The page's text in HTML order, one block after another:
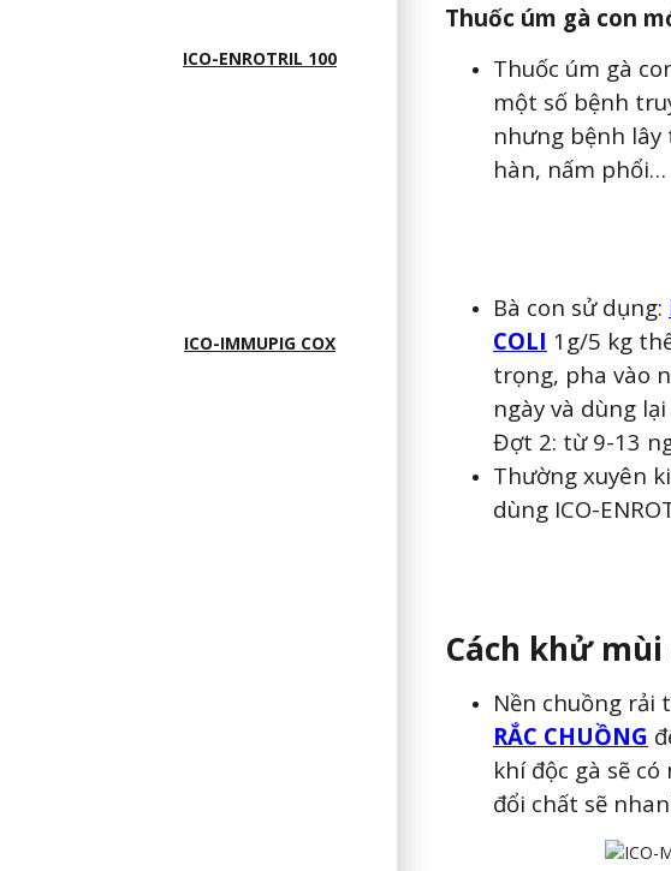
ICO-ENROTRIL 100
ICO-IMMUPIG COX
Thuốc úm gà con
Thuốc úm gà
một số bệnh
nhưng bệnh lây
hàn, nấm phổi…
Bà con sử dụng:
COLI 1g/5 kg
trọng, pha vào
ngày và dùng
Đợt 2: từ 9-13
Thường xuyên
dùng ICO-
Cách khử
Nền chuồng rải
RẮC CHUỒNG
khí độc gà sẽ
đổi chất sẽ